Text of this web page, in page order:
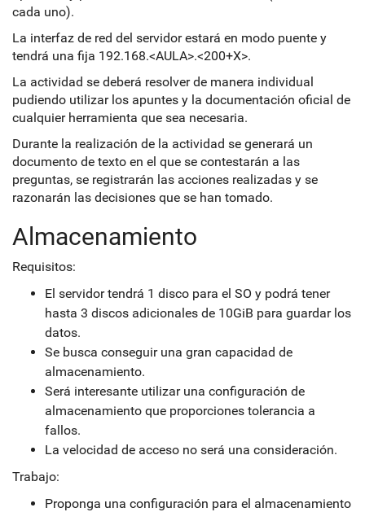
cada uno).
La interfaz de red del servidor estará en modo puente y
tendrá una fija 192.168.<AULA>.<200+X>.
La actividad se deberá resolver de manera individual
pudiendo utilizar los apuntes y la documentación oficial de
cualquier herramienta que sea necesaria.
Durante la realización de la actividad se generará un
documento de texto en el que se contestarán a las
preguntas, se registrarán las acciones realizadas y se
razonarán las decisiones que se han tomado.
Almacenamiento
Requisitos:
El servidor tendrá 1 disco para el SO y podrá tener
hasta 3 discos adicionales de 10GiB para guardar los
datos.
Se busca conseguir una gran capacidad de
almacenamiento.
Será interesante utilizar una configuración de
almacenamiento que proporciones tolerancia a
fallos.
La velocidad de acceso no será una consideración.
Trabajo:
Proponga una configuración para el almacenamiento